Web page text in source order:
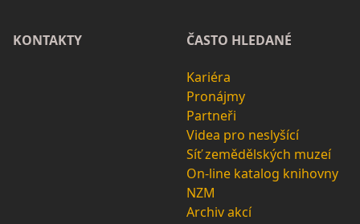
KONTAKTY ČASTO HLEDANÉ
Kariéra
Pronájmy
Partneři
Videa pro neslyšící
Síť zemědělských muzeí
On-line katalog knihovny
NZM
Archiv akcí